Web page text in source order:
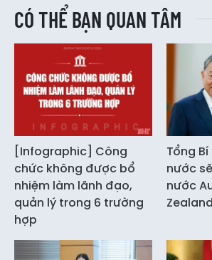
CÓ THỂ BẠN QUAN TÂM
[Infographic] Công
chức không được bổ
nhiệm làm lãnh đạo,
quản lý trong 6 trường
hợp
Tổng
nước
nước
Zealand